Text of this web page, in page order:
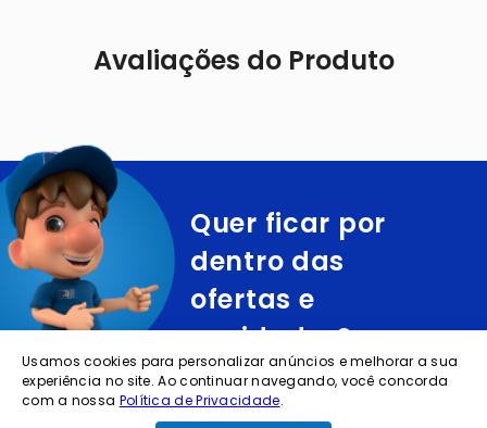
Avaliações do Produto
Quer ficar por
dentro das
ofertas e
novidades?
cadastre o seu e-mail abaixo para receber ofertas exclusivas
Usamos cookies para personalizar anúncios e melhorar a sua
experiência no site. Ao continuar navegando, você concorda
com a nossa Política de Privacidade.